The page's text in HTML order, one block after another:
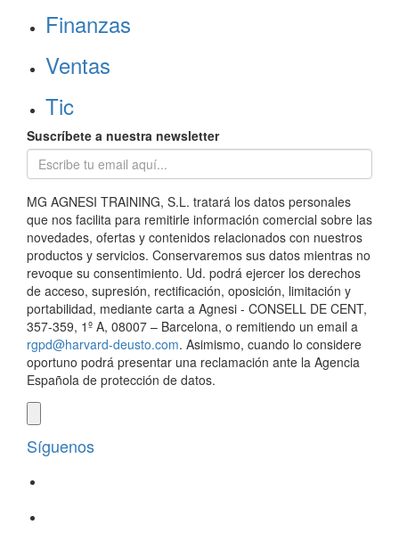
Finanzas
Ventas
Tic
Suscríbete a nuestra newsletter
MG AGNESI TRAINING, S.L. tratará los datos personales
que nos facilita para remitirle información comercial sobre las
novedades, ofertas y contenidos relacionados con nuestros
productos y servicios. Conservaremos sus datos mientras no
revoque su consentimiento. Ud. podrá ejercer los derechos
de acceso, supresión, rectificación, oposición, limitación y
portabilidad, mediante carta a Agnesi - CONSELL DE CENT,
357-359, 1º A, 08007 – Barcelona, o remitiendo un email a
rgpd@harvard-deusto.com. Asimismo, cuando lo considere
oportuno podrá presentar una reclamación ante la Agencia
Española de protección de datos.
Síguenos